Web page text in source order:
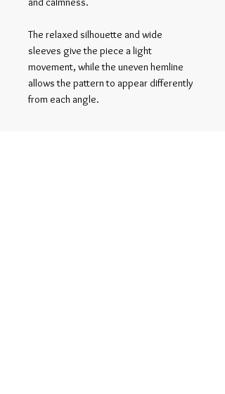
The relaxed silhouette and wide
sleeves give the piece a light
movement, while the uneven hemline
allows the pattern to appear differently
from each angle.